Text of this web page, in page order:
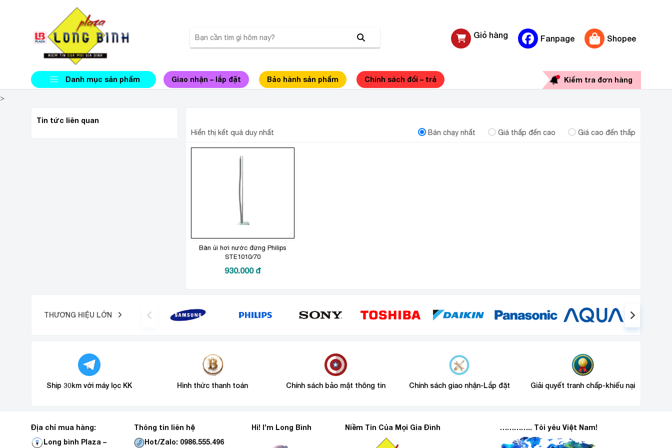
Giỏ hàng Fanpage Shopee
Danh mục sản phẩm Giao nhận – lắp đặt Bảo hành sản phẩm Chính sách đổi – trả Kiểm tra đơn hàng
>
Hiển thị kết quả duy nhất Bán chạy nhất Giá thấp đến cao Giá cao đến thấp
Bàn ủi hơi nước đứng Philips
STE1010/70
930.000 đ
Tin tức liên quan
THƯƠNG HIỆU LỚN
Ship 30km với máy lọc KK Hình thức thanh toán Chính sách bảo mật thông tin Chính sách giao nhận-Lắp đặt Giải quyết tranh chấp-khiếu nại
Địa chỉ mua hàng:
Long bình Plaza –
Thông tin liên hệ
Hot/Zalo: 0986.555.496
Hi! I’m Long Bình Niềm Tin Của Mọi Gia Đình ………….. Tôi yêu Việt Nam!